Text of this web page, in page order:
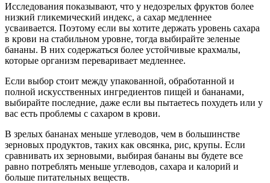
Исследования показывают, что у недозрелых фруктов более
низкий гликемический индекс, а сахар медленнее
усваивается. Поэтому если вы хотите держать уровень сахара
в крови на стабильном уровне, тогда выбирайте зеленые
бананы. В них содержаться более устойчивые крахмалы,
которые организм переваривает медленнее.
Если выбор стоит между упакованной, обработанной и
полной искусственных ингредиентов пищей и бананами,
выбирайте последние, даже если вы пытаетесь похудеть или у
вас есть проблемы с сахаром в крови.
В зрелых бананах меньше углеводов, чем в большинстве
зерновых продуктов, таких как овсянка, рис, крупы. Если
сравнивать их зерновыми, выбирая бананы вы будете все
равно потреблять меньше углеводов, сахара и калорий и
больше питательных веществ.